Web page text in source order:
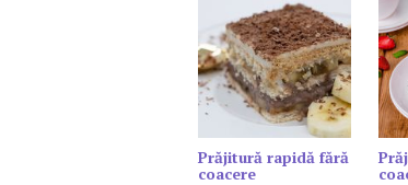
Prăjitură rapidă fără
coacere